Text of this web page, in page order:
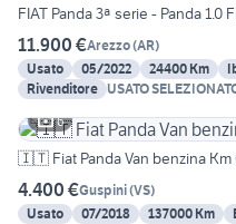
FIAT Panda 3ª serie - Panda 1.0
11.900 €Arezzo(AR)
Usato
05/2022 24400 Km
Rivenditore USATO
6
🇮🇹 Fiat Panda Van benzina Km
4.400 €Guspini(VS)
Usato
07/2018 137000 Km